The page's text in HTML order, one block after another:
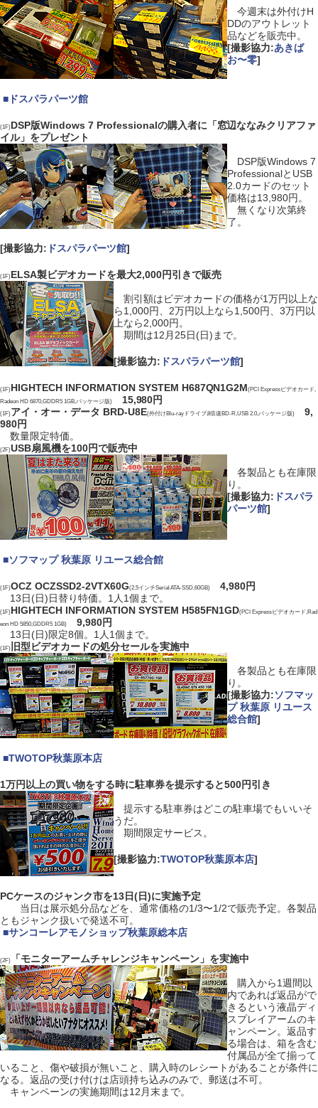
今週末は外付けH
DDのアウトレット
品などを販売中。
[撮影協力:あきば
お〜零]
■ ドスパラパーツ館
(1F)DSP版Windows 7 Professionalの購入者に「窓辺ななみクリアファ
イル」をプレゼント
DSP版Windows 7
ProfessionalとUSB
2.0カードのセット
価格は13,980円。
無くなり次第終
了。
[撮影協力: ドスパラパーツ館]
(1F)ELSA製ビデオカードを最大2,000円引きで販売
割引額はビデオカードの価格が1万円以上な
ら1,000円、2万円以上なら1,500円、3万円以
上なら2,000円。
期間は12月25日(日)まで。
[撮影協力: ドスパラパーツ館]
(1F)HIGHTECH INFORMATION SYSTEM H687QN1G2M(PCI Expressビデオカード,
Radeon HD 6870,GDDR5 1GB,パッケージ版)15,980円
(1F)アイ・オー・データ BRD-U8E(外付けBlu-rayドライブ,8倍速BD-R,USB 2.0,パッケージ版)
9,
980円
数量限定特価。
(2F)USB扇風機を100円で販売中
各製品とも在庫限
り。
[撮影協力: ドスパラ
パーツ館]
■ソフマップ 秋葉原 リユース総合館
(1F)OCZ OCZSSD2-2VTX60G(2.5インチSerial ATA-SSD,60GB)
4,980円
13日(日)日替り特価。1人1個まで。
(1F)HIGHTECH INFORMATION SYSTEM H585FN1GD(PCI Expressビデオカード,Rad
eon HD 5850,GDDR5 1GB)9,980円
13日(日)限定8個。1人1個まで。
(1F)旧型ビデオカードの処分セールを実施中
各製品とも在庫限
り。
[撮影協力:ソフマッ
プ 秋葉原 リユース
総合館]
■TWOTOP秋葉原本店
1万円以上の買い物をする時に駐車券を提示すると500円引き
提示する駐車券はどこの駐車場でもいいそ
うだ。
期間限定サービス。
[撮影協力:TWOTOP秋葉原本店]
PCケースのジャンク市を13日(日)に実施予定
当日は展示処分品などを、通常価格の1/3〜1/2で販売予定。各製品
ともジャンク扱いで発送不可。
■サンコーレアモノショップ秋葉原総本店
(2F)「モニターアームチャレンジキャンペーン」を実施中
購入から1週間以
内であれば返品がで
きるという液晶ディ
スプレイアームのキ
ャンペーン。返品す
る場合は、箱を含む
付属品が全て揃って
いること、傷や破損が無いこと、購入時のレシートがあることが条件に
なる。返品の受け付けは店頭持ち込みのみで、郵送は不可。
キャンペーンの実施期間は12月末まで。